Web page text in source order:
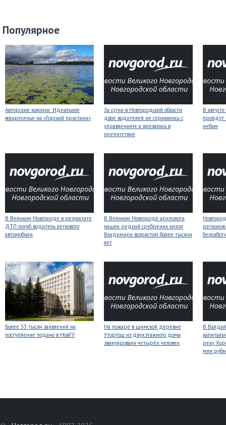
Популярное
Авторские колонки: Идеальное
воскресенье на «Горской пристани»
За сутки в Новгородской области
двое водителей не справились с
управлением и врезались в
препятствие
В
небом
В Великом Новгороде в результате
ДТП погиб водитель легкового
автомобиля
В Великом Новгороде археологи
нашли редкий сребреник князя
Владимира возрастом более тысячи
лет
Более 33 тысяч заявлений на
поступление подано в НовГУ
На пожаре в шимской деревне
Уторгош из двухэтажного дома
эвакуировали четырёх человек
В
реку
млн